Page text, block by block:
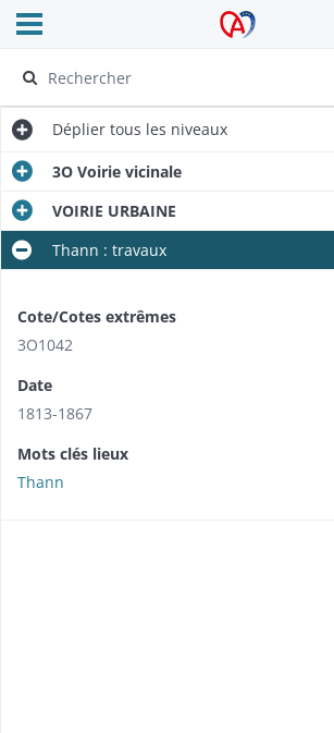
Archives Alsace - Colmar
Ouvrir le menu déroulant
Déplier tous les niveaux
3O Voirie vicinale
VOIRIE URBAINE
Thann : travaux
Cote/Cotes extrêmes
3O1042
Date
1813-1867
Mots clés lieux
Thann